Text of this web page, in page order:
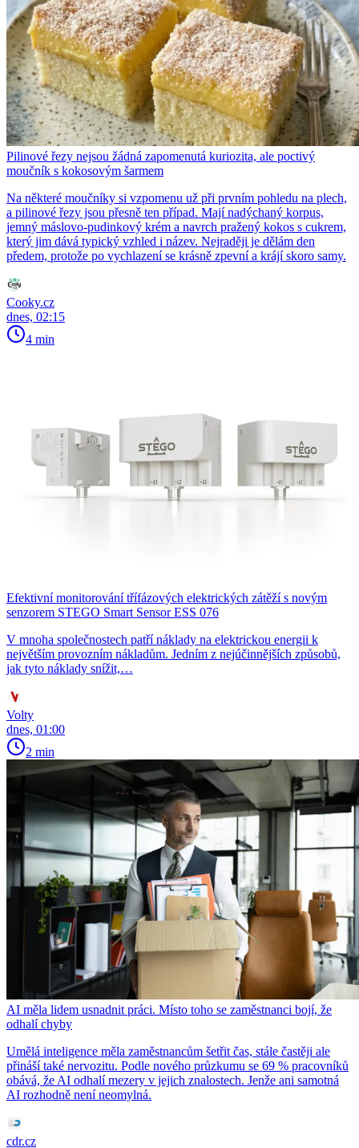
Pilinové řezy nejsou žádná zapomenutá kuriozita, ale poctivý
moučník s kokosovým šarmem
Na některé moučníky si vzpomenu už při prvním pohledu na plech,
a pilinové řezy jsou přesně ten případ. Mají nadýchaný korpus,
jemný máslovo-pudinkový krém a navrch pražený kokos s cukrem,
který jim dává typický vzhled i název. Nejraději je dělám den
předem, protože po vychlazení se krásně zpevní a krájí skoro samy.
Cooky.cz
dnes, 02:15
4 min
Efektivní monitorování třífázových elektrických zátěží s novým
senzorem STEGO Smart Sensor ESS 076
V mnoha společnostech patří náklady na elektrickou energii k
největším provozním nákladům. Jedním z nejúčinnějších způsobů,
jak tyto náklady snížit,…
Volty
dnes, 01:00
2 min
AI měla lidem usnadnit práci. Místo toho se zaměstnanci bojí, že
odhalí chyby
Umělá inteligence měla zaměstnancům šetřit čas, stále častěji ale
přináší také nervozitu. Podle nového průzkumu se 69 % pracovníků
obává, že AI odhalí mezery v jejich znalostech. Jenže ani samotná
AI rozhodně není neomylná.
cdr.cz